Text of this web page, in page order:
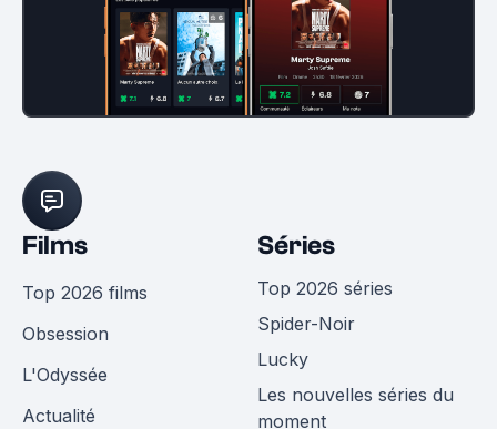
Films
Top 2026 films
Obsession
L'Odyssée
Actualité
Séries
Top 2026 séries
Spider-Noir
Lucky
Les nouvelles séries du
moment